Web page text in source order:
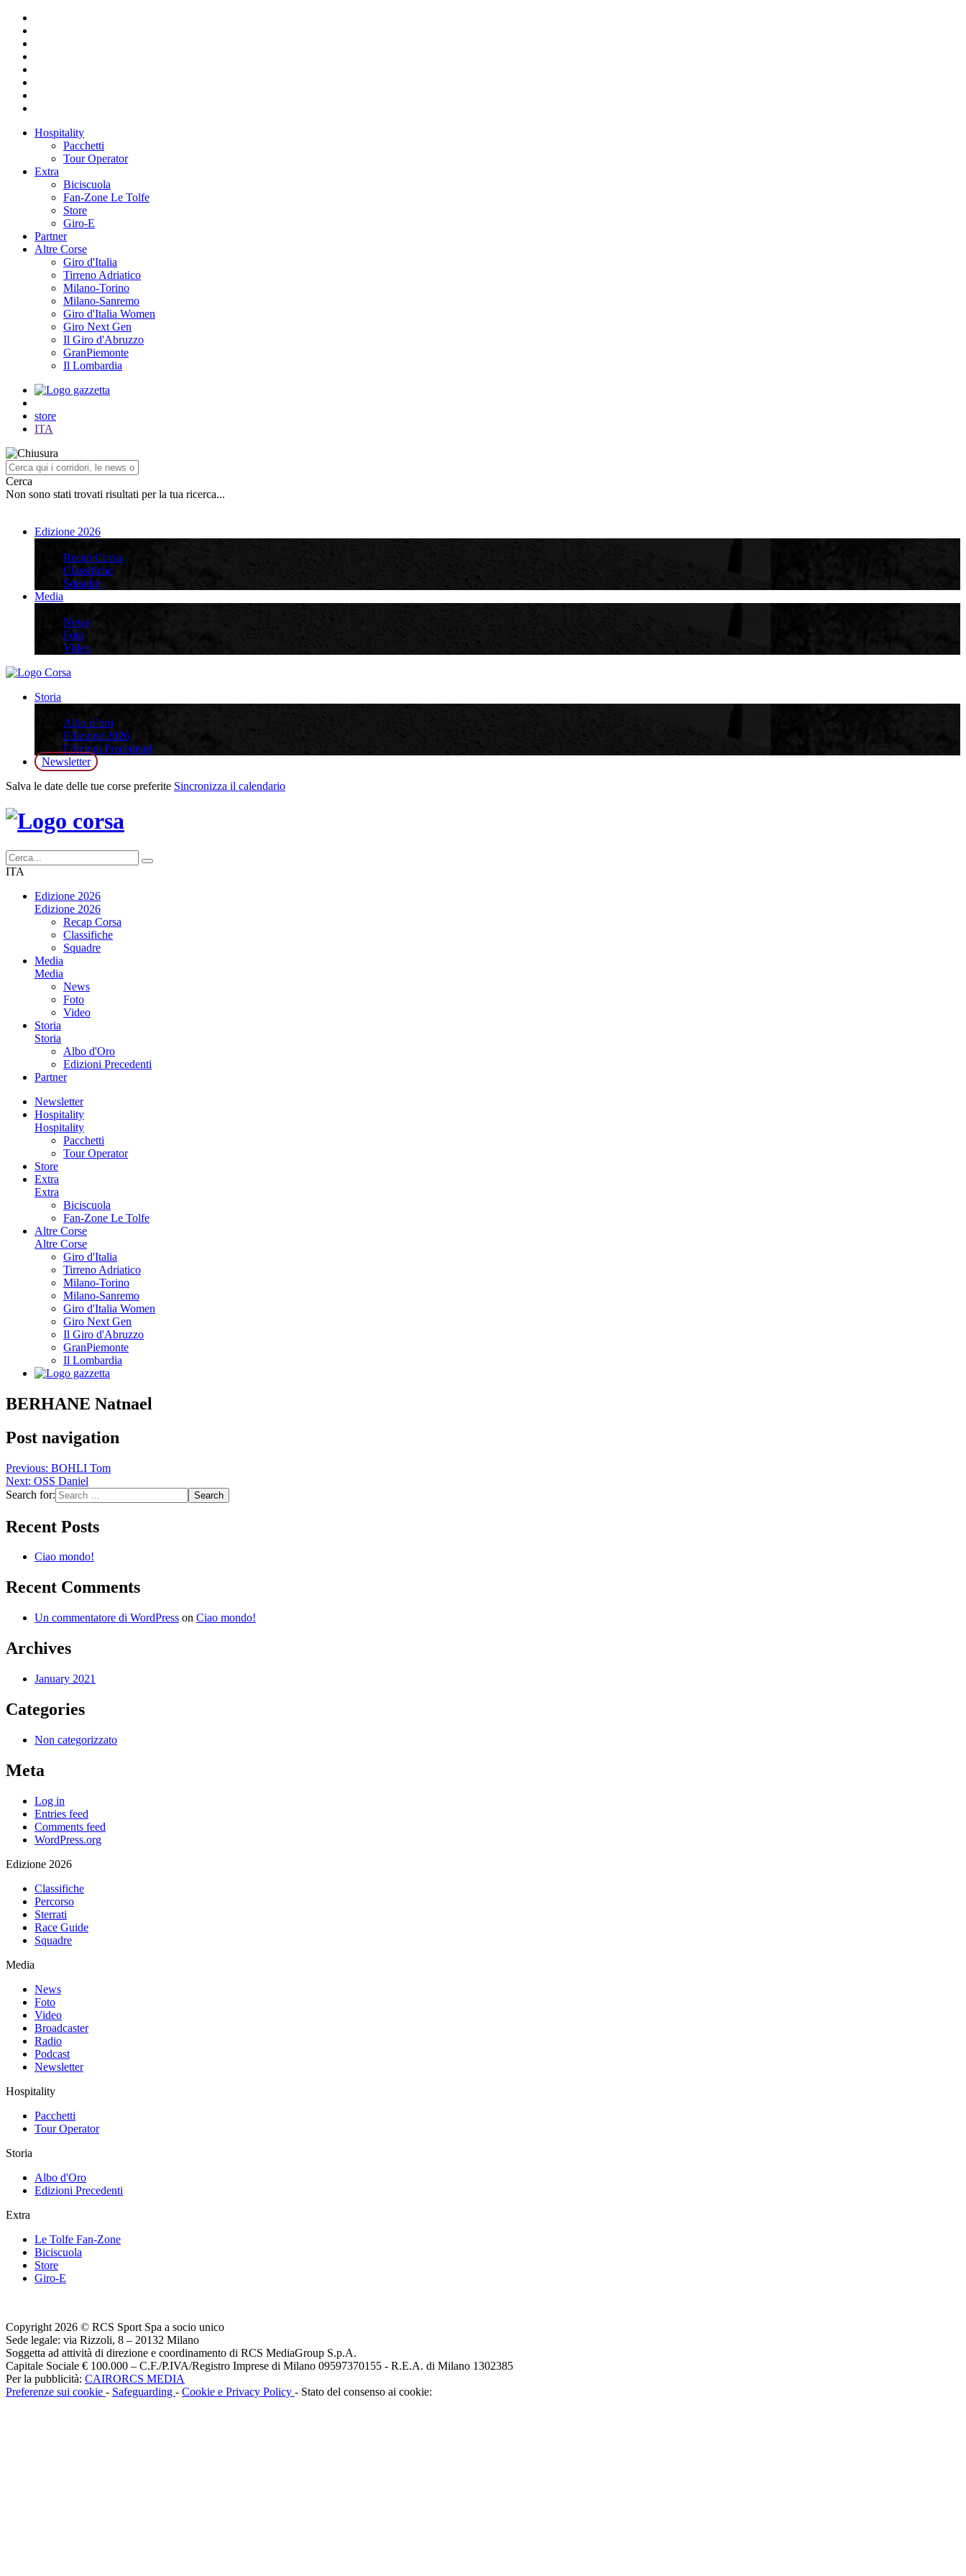
Hospitality
Pacchetti
Tour Operator
Extra
Biciscuola
Fan-Zone Le Tolfe
Store
Giro-E
Partner
Altre Corse
Giro d'Italia
Tirreno Adriatico
Milano-Torino
Milano-Sanremo
Giro d'Italia Women
Giro Next Gen
Il Giro d'Abruzzo
GranPiemonte
Il Lombardia
store
ITA
Cerca
Non sono stati trovati risultati per la tua ricerca...
Edizione 2026
Recap Corsa
Classifiche
Squadre
Media
News
Foto
Video
Storia
Albo d’oro
Edizione 2026
Edizioni Precedenti
Newsletter
Salva le date delle tue corse preferite Sincronizza il calendario
ITA
Edizione 2026
Edizione 2026
Recap Corsa
Classifiche
Squadre
Media
Media
News
Foto
Video
Storia
Storia
Albo d'Oro
Edizioni Precedenti
Partner
Newsletter
Hospitality
Hospitality
Pacchetti
Tour Operator
Store
Extra
Extra
Biciscuola
Fan-Zone Le Tolfe
Altre Corse
Altre Corse
Giro d'Italia
Tirreno Adriatico
Milano-Torino
Milano-Sanremo
Giro d'Italia Women
Giro Next Gen
Il Giro d'Abruzzo
GranPiemonte
Il Lombardia
BERHANE Natnael
Post navigation
Previous: BOHLI Tom
Next: OSS Daniel
Search for:
Recent Posts
Ciao mondo!
Recent Comments
Un commentatore di WordPress on Ciao mondo!
Archives
January 2021
Categories
Non categorizzato
Meta
Log in
Entries feed
Comments feed
WordPress.org
Edizione 2026
Classifiche
Percorso
Sterrati
Race Guide
Squadre
Media
News
Foto
Video
Broadcaster
Radio
Podcast
Newsletter
Hospitality
Pacchetti
Tour Operator
Storia
Albo d'Oro
Edizioni Precedenti
Extra
Le Tolfe Fan-Zone
Biciscuola
Store
Giro-E
Copyright 2026 © RCS Sport Spa a socio unico
Sede legale: via Rizzoli, 8 – 20132 Milano
Soggetta ad attività di direzione e coordinamento di RCS MediaGroup S.p.A.
Capitale Sociale € 100.000 – C.F./P.IVA/Registro Imprese di Milano 09597370155 - R.E.A. di Milano 1302385
Per la pubblicità: CAIRORCS MEDIA
Preferenze sui cookie - Safeguarding - Cookie e Privacy Policy - Stato del consenso ai cookie: